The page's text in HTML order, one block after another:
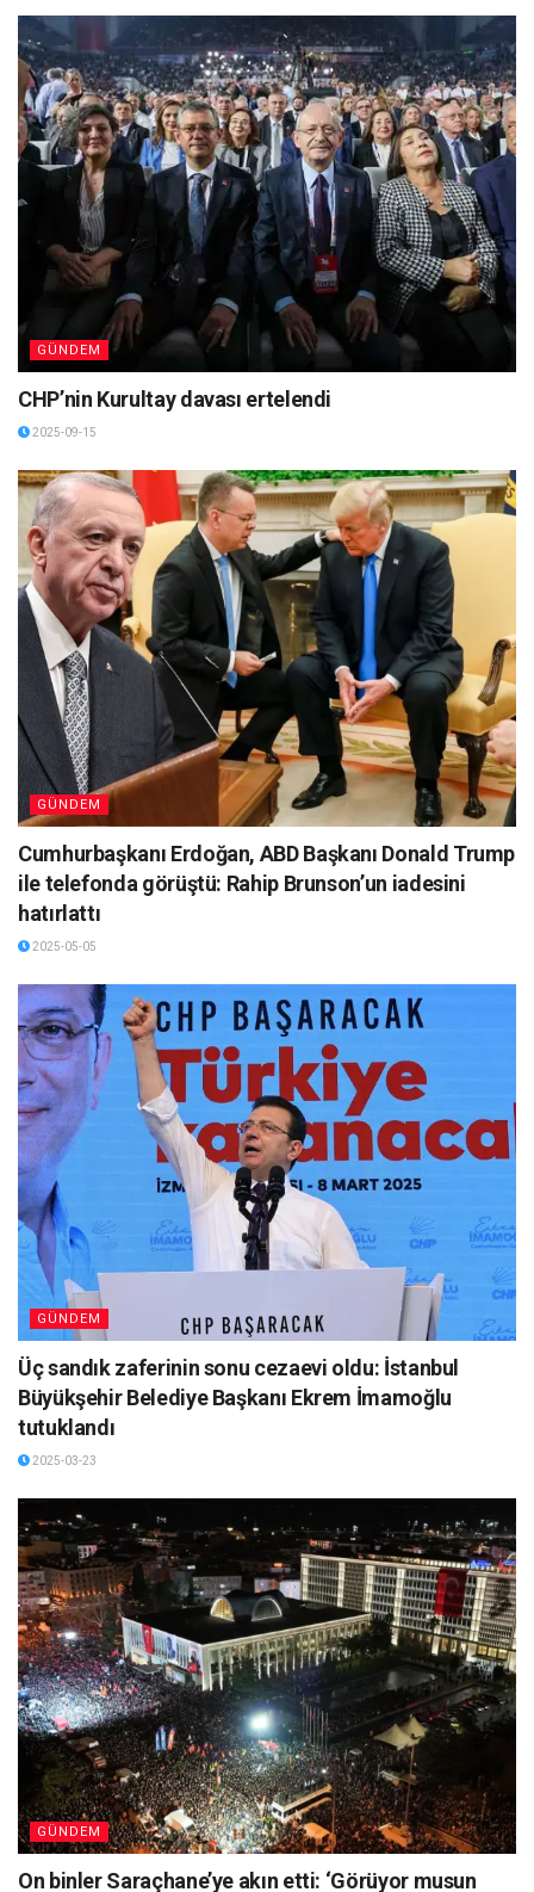
GÜNDEM
CHP’nin Kurultay davası ertelendi
2025-09-15
GÜNDEM
Cumhurbaşkanı Erdoğan, ABD Başkanı Donald Trump
ile telefonda görüştü: Rahip Brunson’un iadesini
hatırlattı
2025-05-05
GÜNDEM
Üç sandık zaferinin sonu cezaevi oldu: İstanbul
Büyükşehir Belediye Başkanı Ekrem İmamoğlu
tutuklandı
2025-03-23
GÜNDEM
On binler Saraçhane’ye akın etti: ‘Görüyor musun